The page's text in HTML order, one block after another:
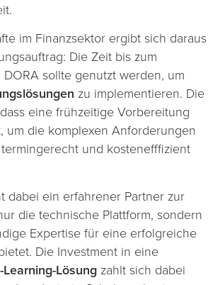
im Finanzsektor ergibt sich daraus
Die Zeit bis zum
sollte genutzt werden, um
zu implementieren. Die
eine frühzeitige Vorbereitung
um die komplexen Anforderungen
und kostenefffizient
dabei ein erfahrener Partner zur
die technische Plattform, sondern
Expertise für eine erfolgreiche
Die Investment in eine
Lösung zahlt sich dabei